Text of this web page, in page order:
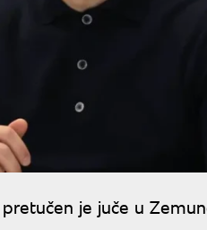
pretučen je juče u